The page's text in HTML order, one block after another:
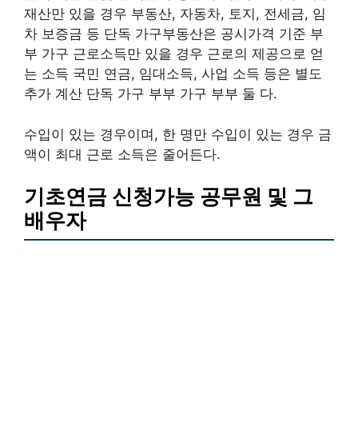
재산만 있을 경우 부동산, 자동차, 토지, 전세금, 임
차 보증금 등 단독 가구부동산은 공시가격 기준 부
부 가구 근로소득만 있을 경우 근로의 제공으로 얻
는 소득 국민 연금, 임대소득, 사업 소득 등은 별도
추가 계산 단독 가구 부부 가구 부부 둘 다.
수입이 있는 경우이며, 한 명만 수입이 있는 경우 금
액이 최대 근로 소득은 줄어든다.
기초연금 신청가능 공무원 및 그
배우자